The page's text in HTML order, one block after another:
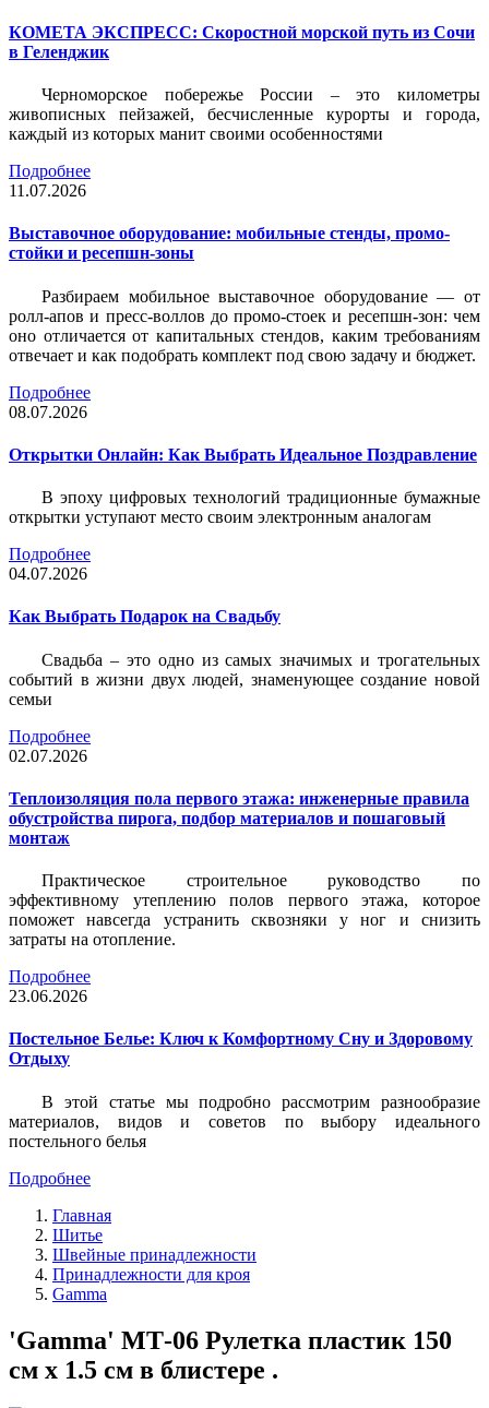
КОМЕТА ЭКСПРЕСС: Скоростной морской путь из Сочи
в Геленджик
Черноморское побережье России – это километры
живописных пейзажей, бесчисленные курорты и города,
каждый из которых манит своими особенностями
Подробнее
11.07.2026
Выставочное оборудование: мобильные стенды, промо-
стойки и ресепшн-зоны
Разбираем мобильное выставочное оборудование — от
ролл-апов и пресс-воллов до промо-стоек и ресепшн-зон: чем
оно отличается от капитальных стендов, каким требованиям
отвечает и как подобрать комплект под свою задачу и бюджет.
Подробнее
08.07.2026
Открытки Онлайн: Как Выбрать Идеальное Поздравление
В эпоху цифровых технологий традиционные бумажные
открытки уступают место своим электронным аналогам
Подробнее
04.07.2026
Как Выбрать Подарок на Свадьбу
Свадьба – это одно из самых значимых и трогательных
событий в жизни двух людей, знаменующее создание новой
семьи
Подробнее
02.07.2026
Теплоизоляция пола первого этажа: инженерные правила
обустройства пирога, подбор материалов и пошаговый
монтаж
Практическое строительное руководство по
эффективному утеплению полов первого этажа, которое
поможет навсегда устранить сквозняки у ног и снизить
затраты на отопление.
Подробнее
23.06.2026
Постельное Белье: Ключ к Комфортному Сну и Здоровому
Отдыху
В этой статье мы подробно рассмотрим разнообразие
материалов, видов и советов по выбору идеального
постельного белья
Подробнее
Главная
Шитье
Швейные принадлежности
Принадлежности для кроя
Gamma
'Gamma' МТ-06 Рулетка пластик 150
см х 1.5 см в блистере .